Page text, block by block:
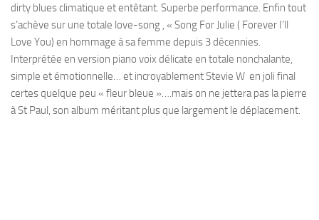
dirty blues climatique et entêtant. Superbe performance. Enfin tout
s’achève sur une totale love-song , « Song For Julie ( Forever I’ll
Love You) en hommage à sa femme depuis 3 décennies.
Interprétée en version piano voix délicate en totale nonchalante,
simple et émotionnelle… et incroyablement Stevie W en joli final
certes quelque peu « fleur bleue »….mais on ne jettera pas la pierre
à St Paul, son album méritant plus que largement le déplacement.